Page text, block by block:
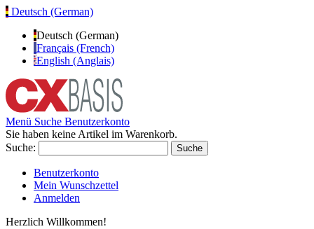
Deutsch (German)
Deutsch (German)
Français (French)
English (Anglais)
Menü Suche Benutzerkonto
Sie haben keine Artikel im Warenkorb.
Suche:
Suche
Benutzerkonto
Mein Wunschzettel
Anmelden
Herzlich Willkommen!